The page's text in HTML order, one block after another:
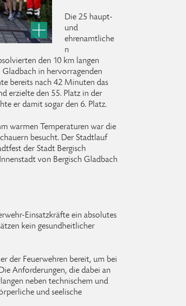
Die 25 haupt-
und
ehrenamtliche
n
den 10 km langen
in hervorragenden
bereits nach 42 Minuten das
erzielte den 55. Platz in der
er damit sogar den 6. Platz.
warmen Temperaturen war die
besucht. Der Stadtlauf
der Stadt Bergisch
von Bergisch Gladbach
Einsatzkräfte ein absolutes
kein gesundheitlicher
der Feuerwehren bereit, um bei
Anforderungen, die dabei an
neben technischem und
und seelische